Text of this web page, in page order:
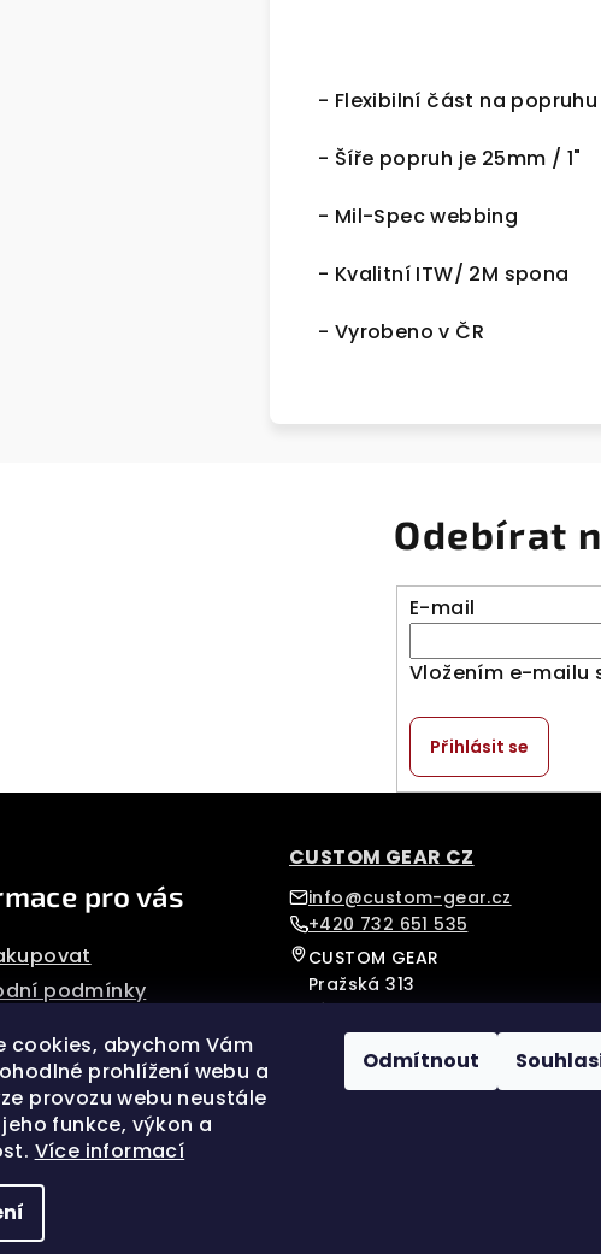
cookies, abychom Vám
prohlížení webu a
provozu webu neustále
funkce, výkon a
Více informací
Odmítnout
- Flexibilní část na popruhu
- Šíře popruh je 25mm / 1"
- Mil-Spec webbing
- Kvalitní ITW/ 2M spona
- Vyrobeno v ČR
Odebírat
E-mail
Vložením e-mailu
Přihlásit se
pro vás
podmínky
řád
výroba
CUSTOM GEAR CZ
info@custom-gear.cz
+420 732 651 535
CUSTOM GEAR
Pražská 313
Písek, 39701
Czech Republic